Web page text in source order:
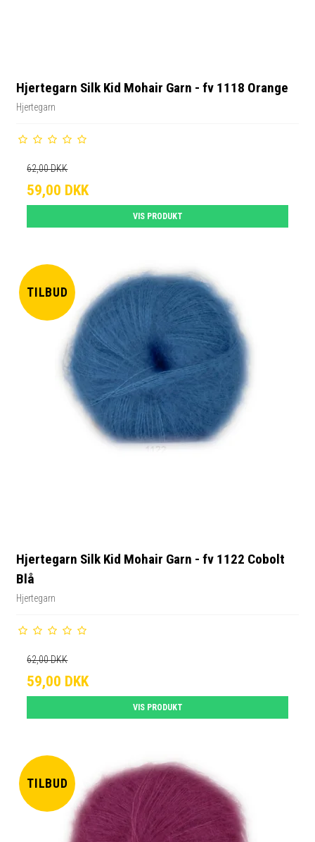
Hjertegarn Silk Kid Mohair Garn - fv 1118 Orange
Hjertegarn
62,00 DKK
59,00 DKK
VIS PRODUKT
TILBUD
Hjertegarn Silk Kid Mohair Garn - fv 1122 Cobolt
Blå
Hjertegarn
62,00 DKK
59,00 DKK
VIS PRODUKT
TILBUD